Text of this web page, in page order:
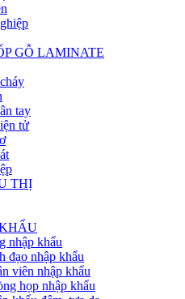
GỖ LAMINATE
tay
tử
THỊ
nhập khẩu
đạo nhập khẩu
viên nhập khẩu
họp nhập khẩu